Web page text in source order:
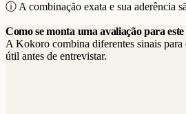
ⓘ A combinação exata e sua aderência
Como se monta uma avaliação para
A Kokoro combina diferentes sinais para
útil antes de entrevistar.